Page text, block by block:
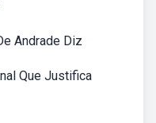
Andrade Diz
Que Justifica